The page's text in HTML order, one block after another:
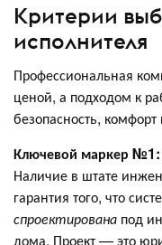
Критерии
исполнителя
Профессиональная
ценой, а подходом к
безопасность,
Ключевой маркер №1:
Наличие в штате
гарантия того, что
спроектирована под
дома. Проект — это